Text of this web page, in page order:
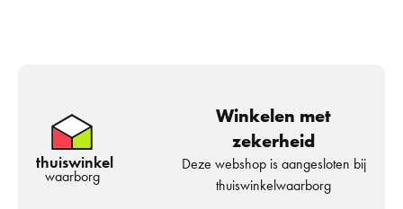
thuiswinkel
waarborg
Winkelen met
zekerheid
Deze webshop is aangesloten bij
thuiswinkelwaarborg